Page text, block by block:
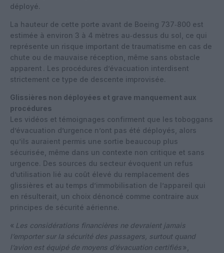
déployé.
La hauteur de cette porte avant de Boeing 737‑800 est
estimée à environ 3 à 4 mètres au‑dessus du sol, ce qui
représente un risque important de traumatisme en cas de
chute ou de mauvaise réception, même sans obstacle
apparent . Les procédures d’évacuation interdisent
strictement ce type de descente improvisée.
Glissières non déployées et grave manquement aux
procédures
Les vidéos et témoignages confirment que les toboggans
d’évacuation d’urgence n’ont pas été déployés, alors
qu’ils auraient permis une sortie beaucoup plus
sécurisée, même dans un contexte non critique et sans
urgence. Des sources du secteur évoquent un refus
d’utilisation lié au coût élevé du remplacement des
glissières et au temps d’immobilisation de l’appareil qui
en résulterait, un choix dénoncé comme contraire aux
principes de sécurité aérienne.
« Les considérations financières ne devraient jamais
l’emporter sur la sécurité des passagers, surtout quand
l’avion est équipé de moyens d’évacuation certifiés»,